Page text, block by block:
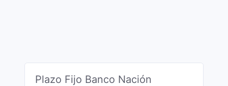
Plazo Fijo Banco Nación